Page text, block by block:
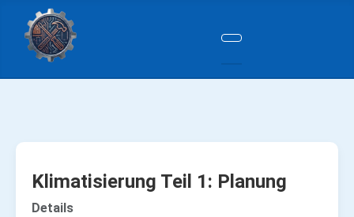
Klimatisierung Teil 1: Planung
Details